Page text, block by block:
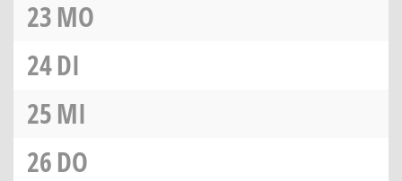
23MO
24DI
25MI
26DO